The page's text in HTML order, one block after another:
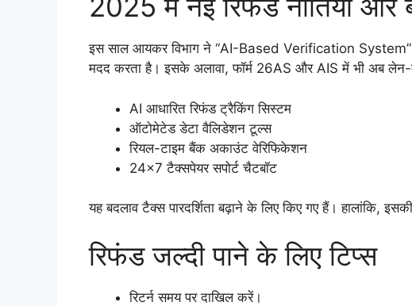
2025 में नई रिफंड नीतियां और
इस साल आयकर विभाग ने “AI-Based Verification System”
मदद करता है। इसके अलावा, फॉर्म 26AS और AIS में भी अब
AI आधारित रिफंड ट्रैकिंग सिस्टम
ऑटोमेटेड डेटा वैलिडेशन टूल्स
रियल-टाइम बैंक अकाउंट वेरिफिकेशन
24×7 टैक्सपेयर सपोर्ट चैटबॉट
यह बदलाव टैक्स पारदर्शिता बढ़ाने के लिए किए गए हैं। हालांकि,
रिफंड जल्दी पाने के लिए टिप्स
रिटर्न समय पर दाखिल करें।